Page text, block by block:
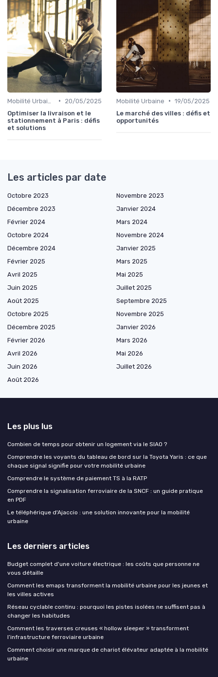
•
20/05/2025
Optimiser la livraison et le
stationnement à Paris : défis
et solutions
Mobilité Urbaine • 19/05/2025
Le marché des villes : défis et
opportunités
Les articles par date
Octobre 2023
Novembre 2023
Décembre 2023
Janvier 2024
Février 2024
Mars 2024
Octobre 2024
Novembre 2024
Décembre 2024
Janvier 2025
Février 2025
Mars 2025
Avril 2025
Mai 2025
Juin 2025
Juillet 2025
Août 2025
Septembre 2025
Octobre 2025
Novembre 2025
Décembre 2025
Janvier 2026
Février 2026
Mars 2026
Avril 2026
Mai 2026
Juin 2026
Juillet 2026
Août 2026
Les plus lus
Combien de temps pour obtenir un logement via le SIAO ?
Comprendre les voyants du tableau de bord sur la Toyota Yaris : ce que
chaque signal signifie pour votre mobilité urbaine
Comprendre le système de paiement TS à la RATP
Comprendre la signalisation ferroviaire de la SNCF : un guide pratique
en PDF
Le téléphérique d'Ajaccio : une solution innovante pour la mobilité
urbaine
Les derniers articles
Budget complet d'une voiture électrique : les coûts que personne ne
vous détaille
Comment les emaps transforment la mobilité urbaine pour les jeunes et
les villes actives
Réseau cyclable continu : pourquoi les pistes isolées ne suffisent pas à
changer les habitudes
Comment les traverses creuses « hollow sleeper » transforment
l’infrastructure ferroviaire urbaine
Comment choisir une marque de chariot élévateur adaptée à la mobilité
urbaine